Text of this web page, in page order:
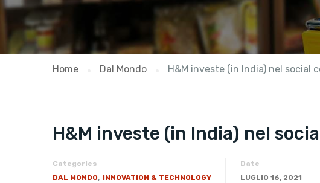
Home Dal Mondo H&M investe (in India) nel social
H&M investe (in India) nel
Categories
DAL MONDO, INNOVATION & TECHNOLOGY
Date
LUGLIO 16, 2021